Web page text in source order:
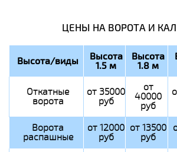
ЦЕНЫ НА ВОРОТА И
Высота/виды Высота
1.5 м
Высота
1.8 м
Откатные
ворота
от 35000
руб
от
40000
руб
Ворота
распашные
от 12000
руб
от 13500
руб